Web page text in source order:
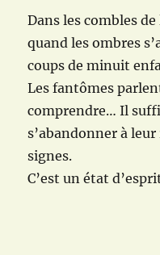
Dans les combles
quand les ombres
coups de minuit
Les fantômes
comprendre… Il
s’abandonner à
signes.
C’est un état